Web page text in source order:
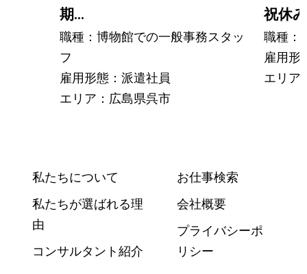
期...
職種：博物館での一般事務スタッ
フ
雇用形態：派遣社員
エリア：広島県呉市
祝休
職種：
雇用形
エリア
私たちについて
私たちが選ばれる理
由
コンサルタント紹介
お仕事検索
会社概要
プライバシーポ
リシー